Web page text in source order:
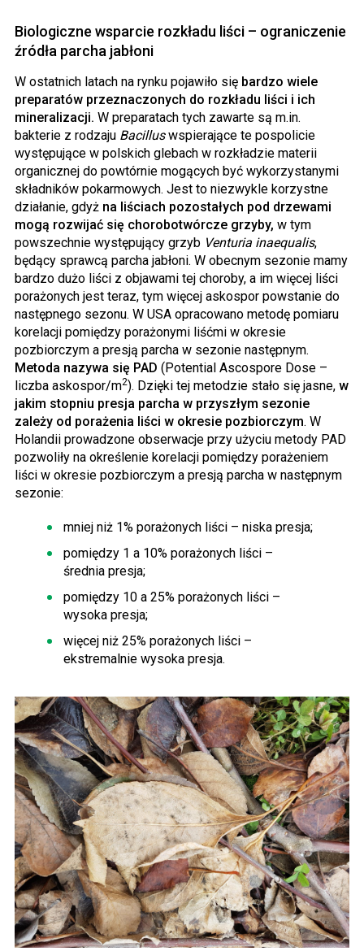
Biologiczne wsparcie rozkładu liści – ograniczenie
źródła parcha jabłoni
W ostatnich latach na rynku pojawiło się bardzo wiele
preparatów przeznaczonych do rozkładu liści i ich
mineralizacji. W preparatach tych zawarte są m.in.
bakterie z rodzaju Bacilluswspierające te pospolicie
występujące w polskich glebach w rozkładzie materii
organicznej do powtórnie mogących być wykorzystanymi
składników pokarmowych. Jest to niezwykle korzystne
działanie, gdyż na liściach pozostałych pod drzewami
mogą rozwijać się chorobotwórcze grzyby, w tym
powszechnie występujący grzyb Venturia inaequalis,
będący sprawcą parcha jabłoni. W obecnym sezonie mamy
bardzo dużo liści z objawami tej choroby, a im więcej liści
porażonych jest teraz, tym więcej askospor powstanie do
następnego sezonu. W USA opracowano metodę pomiaru
korelacji pomiędzy porażonymi liśćmi w okresie
pozbiorczym a presją parcha w sezonie następnym.
Metoda nazywa się PAD (Potential Ascospore Dose –
liczba askospor/m2). Dzięki tej metodzie stało się jasne, w
jakim stopniu presja parcha w przyszłym sezonie
zależy od porażenia liści w okresie pozbiorczym. W
Holandii prowadzone obserwacje przy użyciu metody PAD
pozwoliły na określenie korelacji pomiędzy porażeniem
liści w okresie pozbiorczym a presją parcha w następnym
sezonie:
mniej niż 1% porażonych liści – niska presja;
pomiędzy 1 a 10% porażonych liści –
średnia presja;
pomiędzy 10 a 25% porażonych liści –
wysoka presja;
więcej niż 25% porażonych liści –
ekstremalnie wysoka presja.